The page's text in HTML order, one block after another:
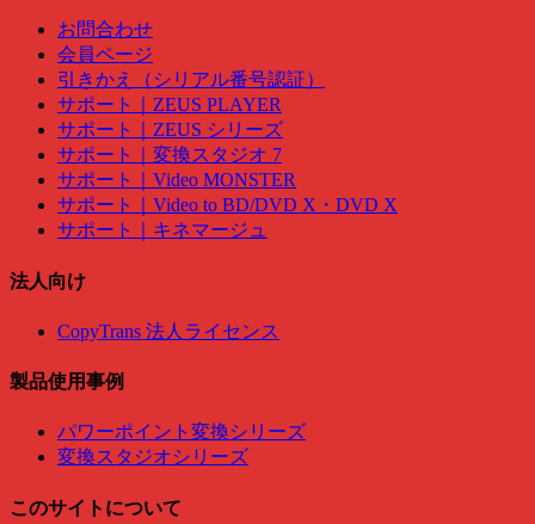
お問合わせ
会員ページ
引きかえ（シリアル番号認証）
サポート｜ZEUS PLAYER
サポート｜ZEUS シリーズ
サポート｜変換スタジオ 7
サポート｜Video MONSTER
サポート｜Video to BD/DVD X・DVD X
サポート｜キネマージュ
法人向け
CopyTrans 法人ライセンス
製品使用事例
パワーポイント変換シリーズ
変換スタジオシリーズ
このサイトについて